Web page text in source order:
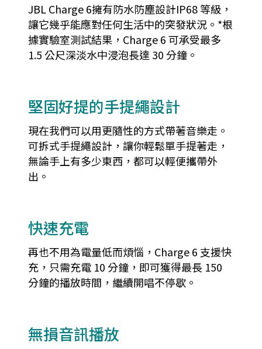
JBL Charge 6擁有防水防塵設計IP68 等級，
讓它幾乎能應對任何生活中的突發狀況。*根
據實驗室測試結果，Charge 6 可承受最多
1.5 公尺深淡水中浸泡長達 30 分鐘。
堅固好提的手提繩設計
現在我們可以用更隨性的方式帶著音樂走。
可拆式手提繩設計，讓你輕鬆單手提著走，
無論手上有多少東西，都可以輕便攜帶外
出。
快速充電
再也不用為電量低而煩惱，Charge 6 支援快
充，只需充電 10 分鐘，即可獲得最長 150
分鐘的播放時間，繼續開唱不停歇。
無損音訊播放